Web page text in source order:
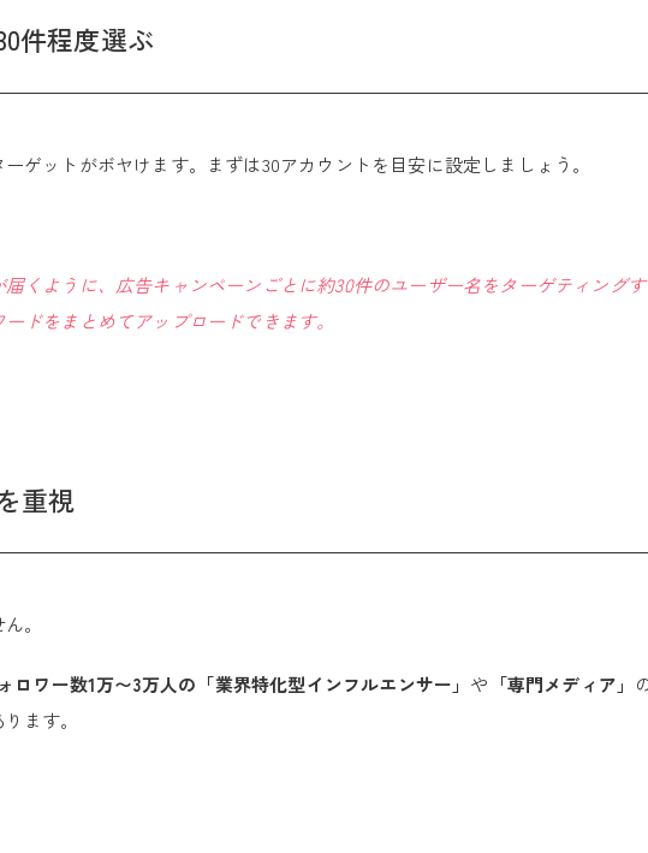
件程度選ぶ
ゲットがボヤけます。まずは30アカウントを目安に設定しましょう。
くように、広告キャンペーンごとに約30件のユーザー名をターゲティング
ドをまとめてアップロードできます。
重視
。
ロワー数1万〜3万人の「業界特化型インフルエンサー」 や 「専門メディア」
ます。